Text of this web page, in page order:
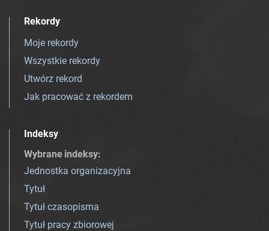
Rekordy
Moje rekordy
Wszystkie rekordy
Utwórz rekord
Jak pracować z rekordem
Indeksy
Wybrane indeksy:
Jednostka organizacyjna
Tytuł
Tytuł czasopisma
Tytuł pracy zbiorowej